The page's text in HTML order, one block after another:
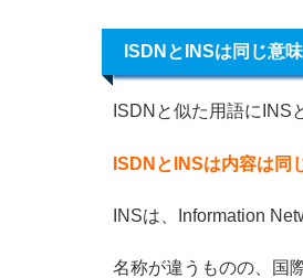
ISDNとINSは同じ意味
ISDNと似た用語にINS
ISDNとINSは内容は同
INSは、Information
名称が違うものの、国